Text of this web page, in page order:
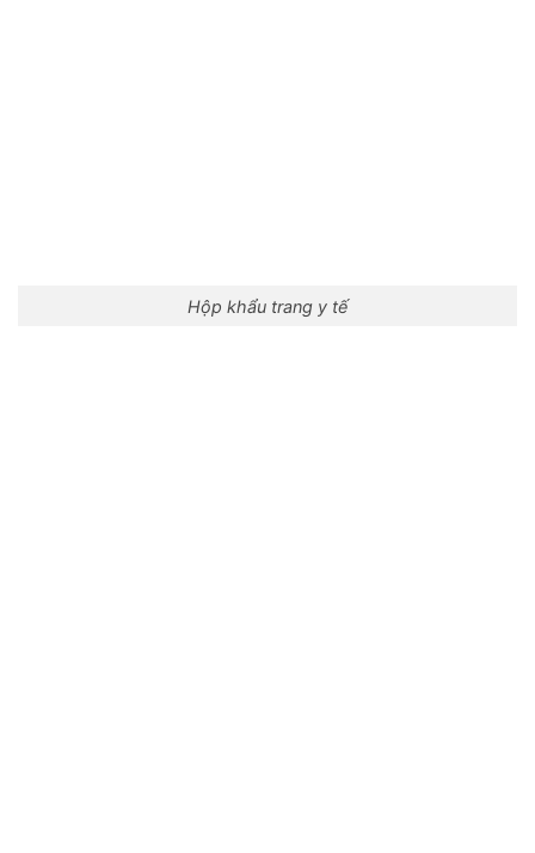
Hộp khẩu trang y tế